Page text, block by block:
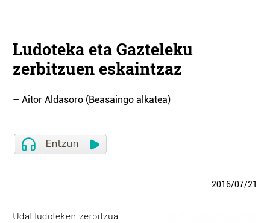
Ludoteka eta Gazteleku
zerbitzuen eskaintzaz
– Aitor Aldasoro (Beasaingo alkatea)
2016/07/21
Udal ludoteken zerbitzua